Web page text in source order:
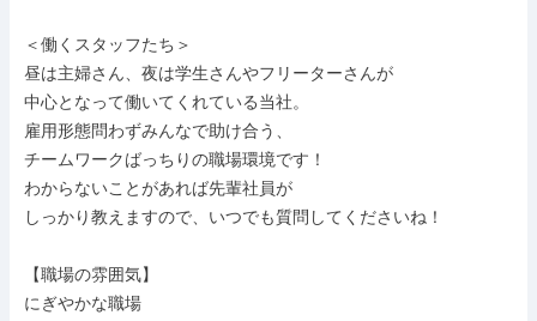
＜働くスタッフたち＞
昼は主婦さん、夜は学生さんやフリーターさんが
中心となって働いてくれている当社。
雇用形態問わずみんなで助け合う、
チームワークばっちりの職場環境です！
わからないことがあれば先輩社員が
しっかり教えますので、いつでも質問してくださいね！
【職場の雰囲気】
にぎやかな職場